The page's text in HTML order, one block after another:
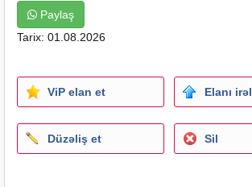
Paylaş
Tarix: 01.08.2026
ViP elan et Elanı
Düzəliş et Sil